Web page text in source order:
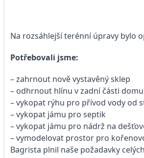
Na rozsáhlejší terénní úpravy bylo
Potřebovali jsme:
– zahrnout nově vystavěný sklep
– odhrnout hlínu v zadní části
– vykopat rýhu pro přívod vody od
– vykopat jámu pro septik
– vykopat jámu pro nádrž na
– vymodelovat prostor pro
Bagrista plnil naše požadavky